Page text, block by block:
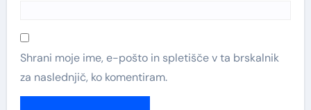
Shrani moje ime, e-pošto in spletišče v ta brskalnik
za naslednjič, ko komentiram.